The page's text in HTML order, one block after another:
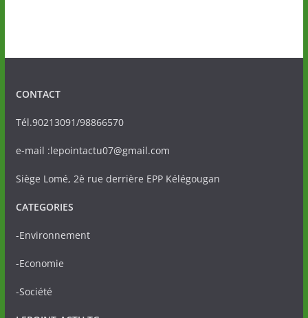
CONTACT
Tél.90213091/98866570
e-mail :lepointactu07@gmail.com
Siège Lomé, 2è rue derrière EPP Kélégougan
CATEGORIES
-Environnement
-Economie
-Société